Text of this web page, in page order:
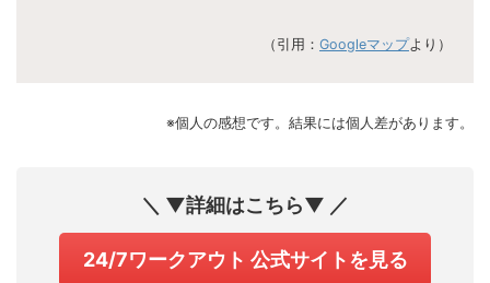
（引用： Googleマップより）
※個人の感想です。結果には個人差があります。
＼ ▼詳細はこちら▼ ／
24/7ワークアウト 公式サイトを見る